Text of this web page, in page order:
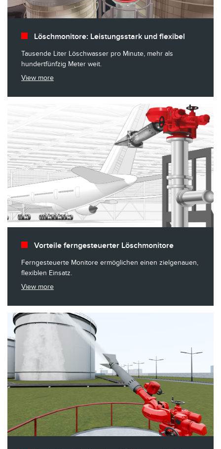
Löschmonitore: Leistungsstark und flexibel
Tausende Liter Löschwasser pro Minute, mehr als
hundertfünfzig Meter weit.
View more
Vorteile ferngesteuerter Löschmonitore
Ferngesteuerte Monitore ermöglichen einen zielgenauen,
flexiblen Einsatz.
View more